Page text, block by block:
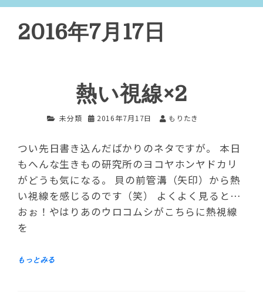
2016年7月17日
熱い視線×2
未分類 2016年7月17日 もりたき
つい先日書き込んだばかりのネタですが。 本日
もへんな生きもの研究所のヨコヤホンヤドカリ
がどうも気になる。 貝の前管溝（矢印）から熱
い視線を感じるのです（笑） よくよく見ると…
おぉ！やはりあのウロコムシがこちらに熱視線
を